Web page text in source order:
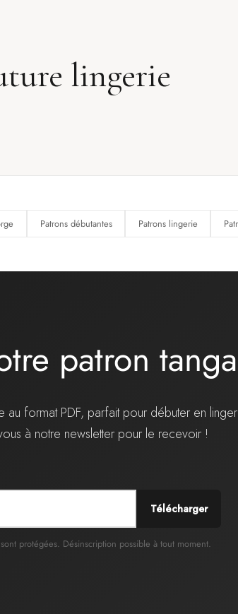
lingerie
Patrons débutantes Patrons lingerie
patron tanga
au format PDF, parfait pour débuter en
à notre newsletter pour le recevoir !
Télécharger
protégées. Désinscription possible à tout moment.